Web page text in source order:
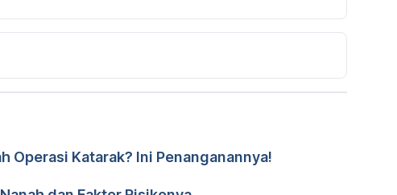
2021, from
articles/249182.php
pus
Yusra Firdaus
Operasi Katarak? Ini Penanganannya!